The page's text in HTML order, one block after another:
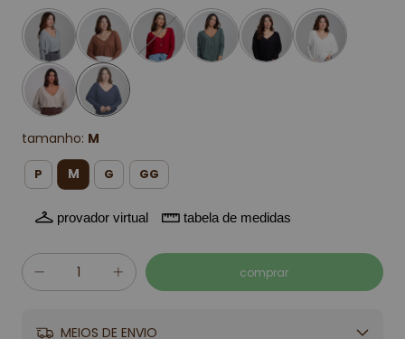
tamanho: M
P M G GG
provador virtual tabela de medidas
MEIOS DE ENVIO